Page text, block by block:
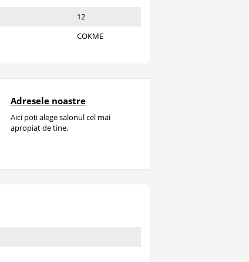
12
СОКМЕ
Adresele noastre
Aici poți alege salonul cel mai
apropiat de tine.